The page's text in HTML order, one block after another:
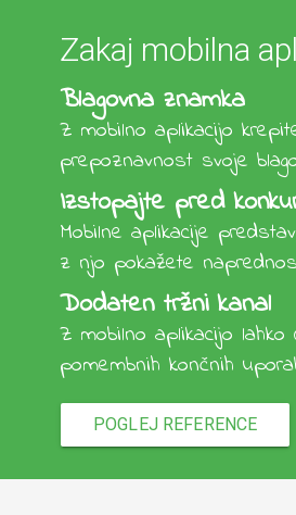
Zakaj mobilna
Blagovna znamka
Z mobilno aplikacijo
prepoznavnost svoje
Izstopajte pred
Mobilne aplikacije
z njo pokažete
Dodaten tržni kanal
Z mobilno aplikacijo
pomembnih končnih
POGLEJ REFERENCE